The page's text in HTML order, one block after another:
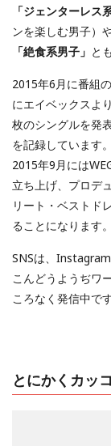
「ジェンターレス
ンを楽しむ男子）
「絶食系男子」 と
2015年6月に番組
にエイベックスよ
枚のシングルを発
を記録しています。
2015年9月には
立ち上げ、プロデ
リート・ベストド
ることになります。
SNSは、
こんどうようぢワ
ころなく発信中です
とにかくカッ